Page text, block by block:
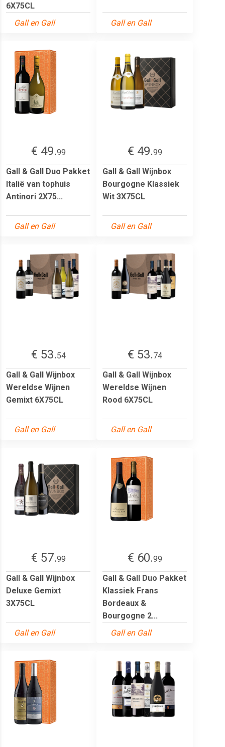
6X75CL
Gall en Gall
Gall en Gall
€ 49.99
Gall & Gall Duo Pakket
Italië van tophuis
Antinori 2X75...
Gall en Gall
€ 49.99
Gall & Gall Wijnbox
Bourgogne Klassiek
Wit 3X75CL
Gall en Gall
€ 53.54
Gall & Gall Wijnbox
Wereldse Wijnen
Gemixt 6X75CL
Gall en Gall
€ 53.74
Gall & Gall Wijnbox
Wereldse Wijnen
Rood 6X75CL
Gall en Gall
€ 57.99
Gall & Gall Wijnbox
Deluxe Gemixt
3X75CL
Gall en Gall
€ 60.99
Gall & Gall Duo Pakket
Klassiek Frans
Bordeaux &
Bourgogne 2...
Gall en Gall